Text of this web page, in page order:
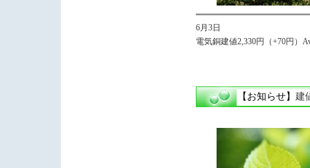
6月3日
電気銅建値2,330円（+70円）
【お知らせ】 建